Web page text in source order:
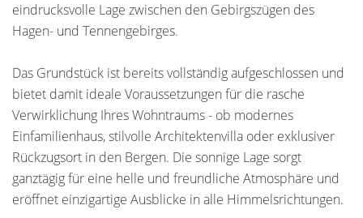
eindrucksvolle Lage zwischen den Gebirgszügen des
Hagen- und Tennengebirges.
Das Grundstück ist bereits vollständig aufgeschlossen und
bietet damit ideale Voraussetzungen für die rasche
Verwirklichung Ihres Wohntraums - ob modernes
Einfamilienhaus, stilvolle Architektenvilla oder exklusiver
Rückzugsort in den Bergen. Die sonnige Lage sorgt
ganztägig für eine helle und freundliche Atmosphäre und
eröffnet einzigartige Ausblicke in alle Himmelsrichtungen.